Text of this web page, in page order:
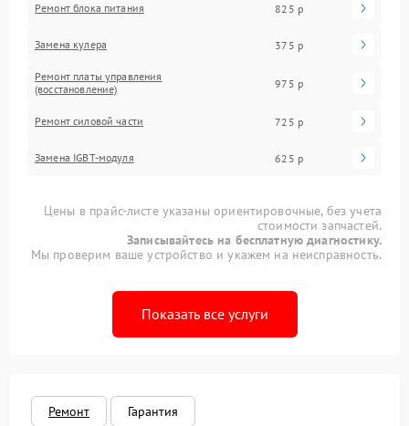
Ремонт блока питания 825 р
Замена кулера 375 р
Ремонт платы управления
(восстановление)
975 р
Ремонт силовой части 725 р
Замена IGBT-модуля 625 р
Цены в прайс-листе указаны ориентировочные, без учета
стоимости запчастей.
Записывайтесь на бесплатную диагностику.
Мы проверим ваше устройство и укажем на неисправность.
Показать все услуги
Ремонт Гарантия